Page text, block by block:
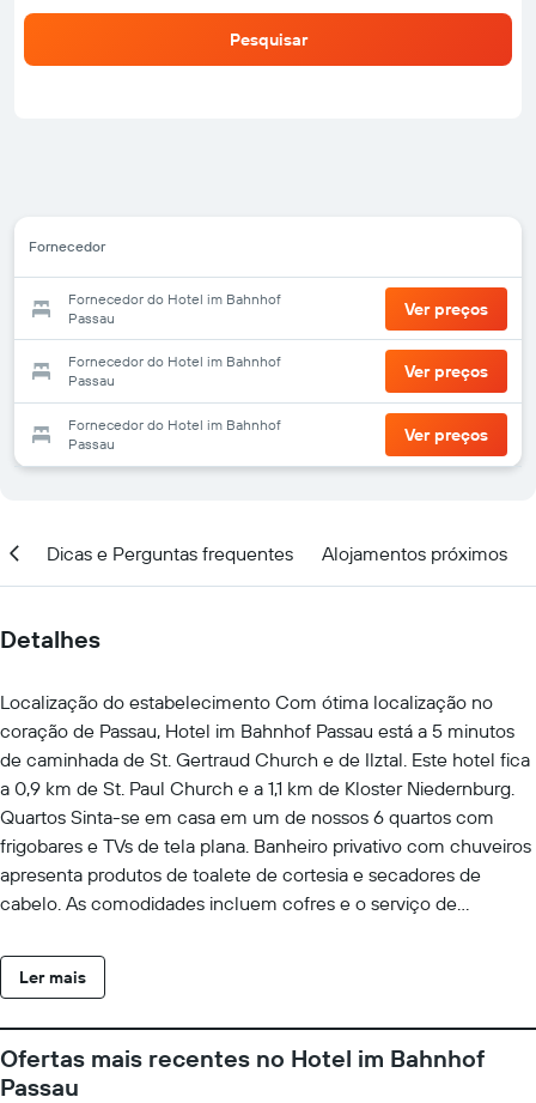
Pesquisar
Fornecedor
Fornecedor do Hotel im Bahnhof
Passau
Ver preços
Fornecedor do Hotel im Bahnhof
Passau
Ver preços
Fornecedor do Hotel im Bahnhof
Passau
Ver preços
Dicas e Perguntas frequentes Alojamentos próximos
Detalhes
Localização do estabelecimento Com ótima localização no
coração de Passau, Hotel im Bahnhof Passau está a 5 minutos
de caminhada de St. Gertraud Church e de Ilztal. Este hotel fica
a 0,9 km de St. Paul Church e a 1,1 km de Kloster Niedernburg.
Quartos Sinta-se em casa em um de nossos 6 quartos com
frigobares e TVs de tela plana. Banheiro privativo com chuveiros
apresenta produtos de toalete de cortesia e secadores de
cabelo. As comodidades incluem cofres e o serviço de
Aproveite a conveniência de comodidades, como assistência
com excursões/ingressos e máquina automática de vendas.
deliciosas opções de refeição no um restaurante. Há café da
manhã feito na hora disponível diariamente, entre 9h e meio-dia,
Ler mais
Ofertas mais recentes no Hotel im Bahnhof
Passau